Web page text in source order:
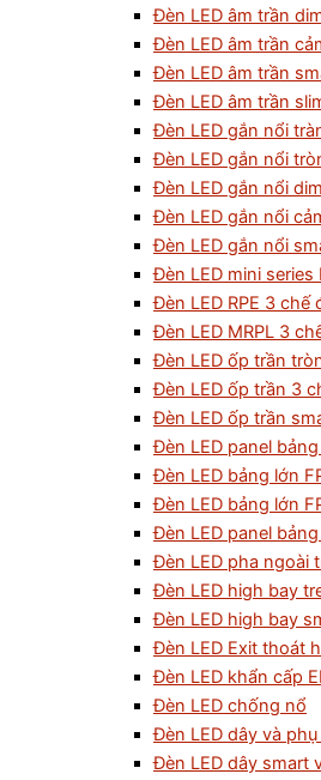
Đèn LED âm trần
Đèn LED âm trần
Đèn LED âm trần
Đèn LED âm trần
Đèn LED gắn nổi
Đèn LED gắn nổi
Đèn LED gắn nổi
Đèn LED gắn nổi
Đèn LED gắn nổi
Đèn LED mini series
Đèn LED RPE 3 chế
Đèn LED MRPL 3
Đèn LED ốp trần
Đèn LED ốp trần 3
Đèn LED ốp trần
Đèn LED panel
Đèn LED bảng lớn
Đèn LED bảng lớn
Đèn LED panel
Đèn LED pha ngoài
Đèn LED high bay
Đèn LED high bay
Đèn LED Exit thoát
Đèn LED khẩn cấp
Đèn LED chống nổ
Đèn LED dây và phụ
Đèn LED dây smart